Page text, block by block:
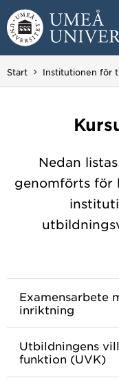
Hoppa direkt till
Huvudmenyn dold.
Start Institutionen för
Nedan
genomförts för
Examensarbete
inriktning
Utbildningens
funktion (UVK)